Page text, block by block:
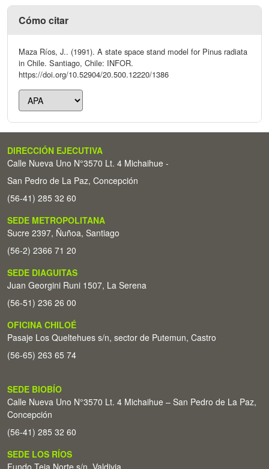
Cómo citar
Maza Ríos, J.. (1991). A state space stand model for Pinus radiata
in Chile. Santiago, Chile: INFOR.
https://doi.org/10.52904/20.500.12220/1386
DIRECCIÓN EJECUTIVA
Calle Nueva Uno N°3570 Lt. 4 Michaihue -
San Pedro de La Paz, Concepción
(56-41) 285 32 60
SEDE METROPOLITANA
Sucre 2397, Ñuñoa, Santiago
(56-2) 2366 71 20
SEDE DIAGUITAS
Juan Georgini Runi 1507, La Serena
(56-51) 236 26 00
OFICINA CHILOÉ
Pasaje Los Queltehues s/n, sector de Putemun, Castro
(56-65) 263 65 74
SEDE BIOBÍO
Calle Nueva Uno N°3570 Lt. 4 Michaihue – San Pedro de La Paz,
Concepción
(56-41) 285 32 60
SEDE LOS RÍOS
Fundo Teja Norte s/n. Valdivia